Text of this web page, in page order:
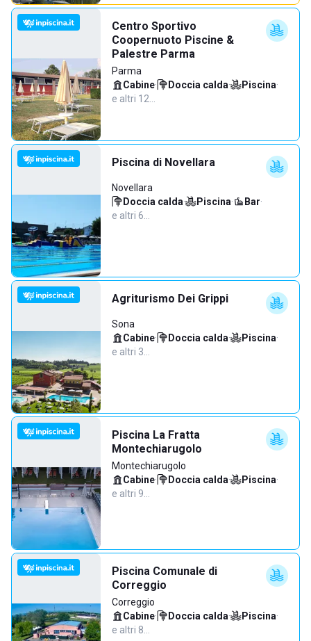
Centro Sportivo
Coopernuoto Piscine &
Palestre Parma
Parma
Cabine· Doccia calda· Piscina·
e altri 12…
Piscina di Novellara
Novellara
Doccia calda· Piscina· Bar·
e altri 6…
Agriturismo Dei Grippi
Sona
Cabine· Doccia calda· Piscina·
e altri 3…
Piscina La Fratta
Montechiarugolo
Montechiarugolo
Cabine· Doccia calda· Piscina·
e altri 9…
Piscina Comunale di
Correggio
Correggio
Cabine· Doccia calda· Piscina·
e altri 8…